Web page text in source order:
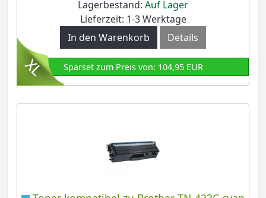
Lagerbestand: Auf Lager
Lieferzeit: 1-3 Werktage
In den Warenkorb
Details
Sparset zum Preis von: 104,95 EUR